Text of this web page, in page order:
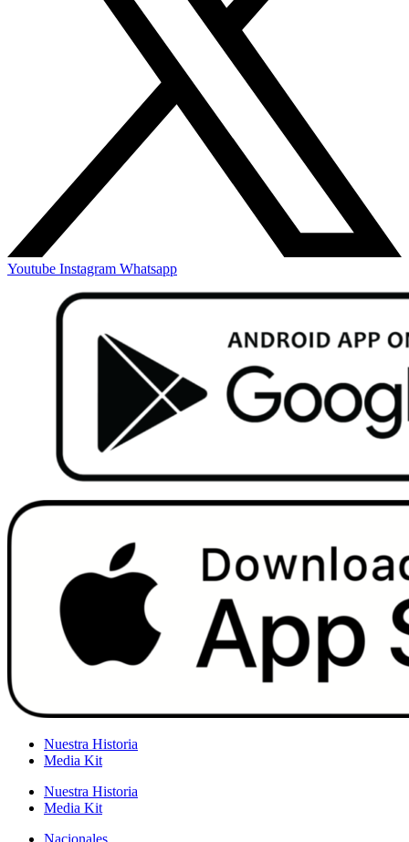
Youtube Instagram Whatsapp
Nuestra Historia
Media Kit
Nuestra Historia
Media Kit